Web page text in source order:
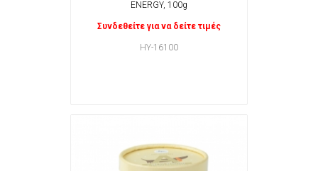
ENERGY, 100g
Συνδεθείτε για να δείτε τιμές
HY-16100